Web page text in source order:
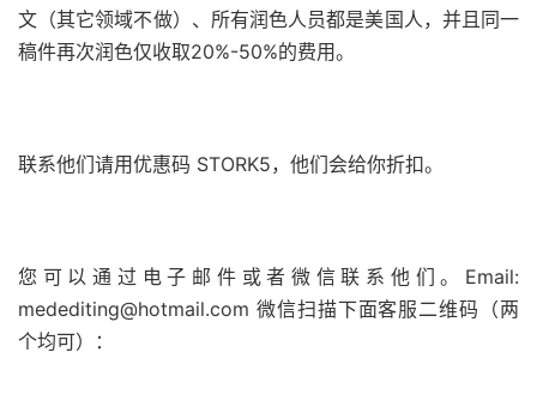
文（其它领域不做）、所有润色人员都是美国人，并且同一
稿件再次润色仅收取20%-50%的费用。
联系他们请用优惠码 STORK5，他们会给你折扣。
您可以通过电子邮件或者微信联系他们。Email:
medediting@hotmail.com 微信扫描下面客服二维码（两
个均可）：